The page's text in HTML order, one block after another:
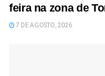
feira na zona de
7 DE AGOSTO, 2026